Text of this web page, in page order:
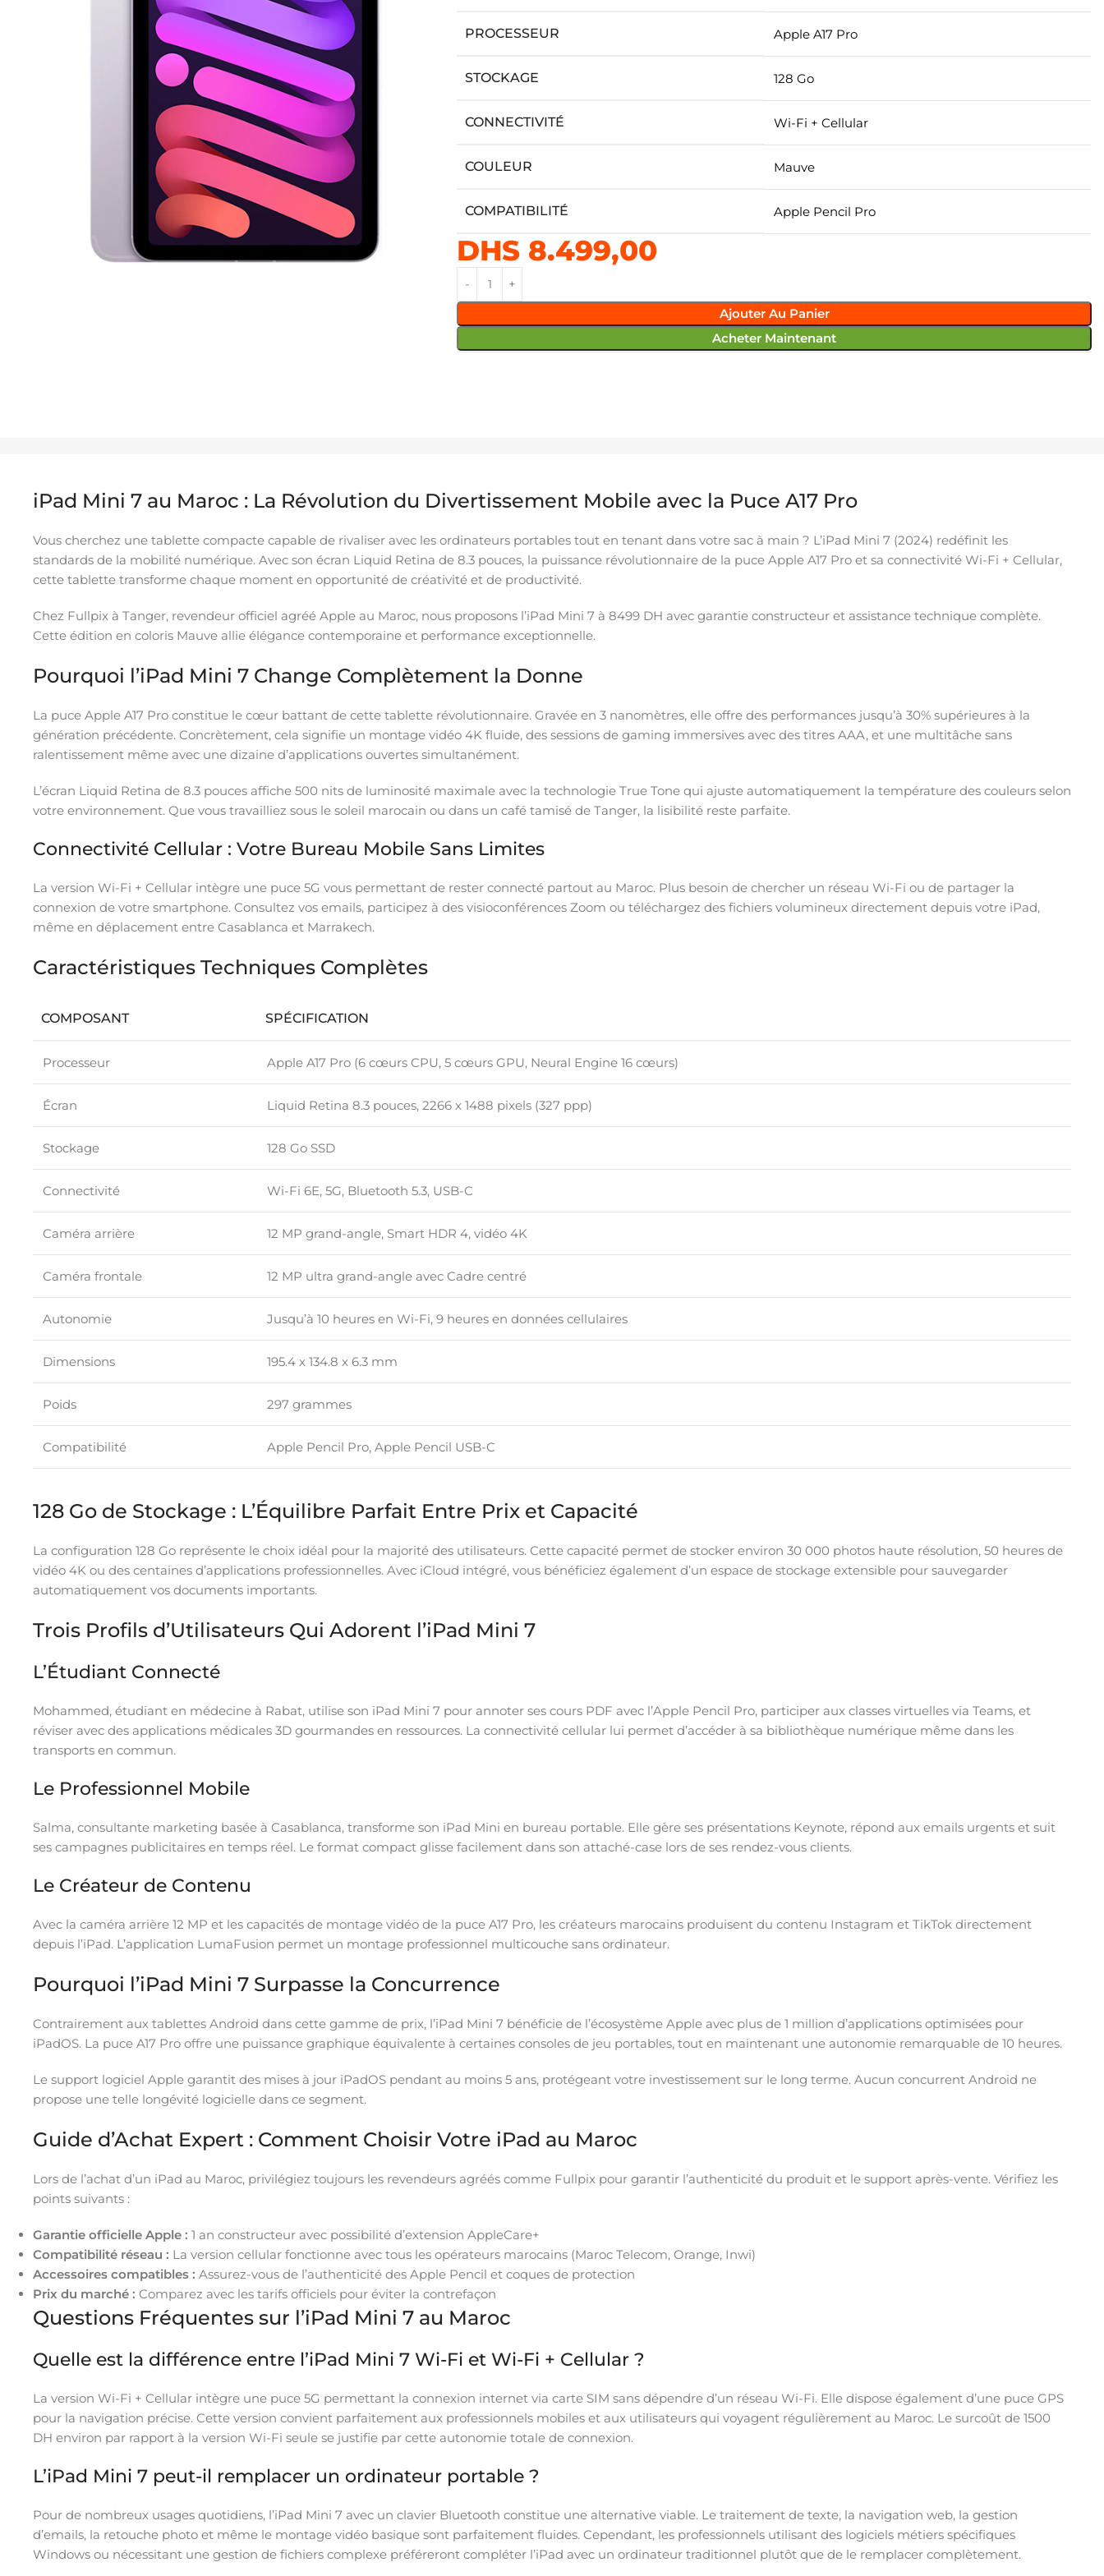
PROCESSEUR Apple A17 Pro
STOCKAGE 128 Go
CONNECTIVITÉ Wi-Fi + Cellular
COULEUR Mauve
COMPATIBILITÉ Apple Pencil Pro
DHS 8.499,00
Ajouter Au Panier
Acheter Maintenant
iPad Mini 7 au Maroc : La Révolution du Divertissement Mobile avec la Puce A17 Pro
Vous cherchez une tablette compacte capable de rivaliser avec les ordinateurs portables tout en tenant dans votre sac à main ? L’iPad Mini 7 (2024) redéfinit les
standards de la mobilité numérique. Avec son écran Liquid Retina de 8.3 pouces, la puissance révolutionnaire de la puce Apple A17 Pro et sa connectivité Wi-Fi + Cellular,
cette tablette transforme chaque moment en opportunité de créativité et de productivité.
Chez Fullpix à Tanger, revendeur officiel agréé Apple au Maroc, nous proposons l’iPad Mini 7 à 8499 DH avec garantie constructeur et assistance technique complète.
Cette édition en coloris Mauve allie élégance contemporaine et performance exceptionnelle.
Pourquoi l’iPad Mini 7 Change Complètement la Donne
La puce Apple A17 Pro constitue le cœur battant de cette tablette révolutionnaire. Gravée en 3 nanomètres, elle offre des performances jusqu’à 30% supérieures à la
génération précédente. Concrètement, cela signifie un montage vidéo 4K fluide, des sessions de gaming immersives avec des titres AAA, et une multitâche sans
ralentissement même avec une dizaine d’applications ouvertes simultanément.
L’écran Liquid Retina de 8.3 pouces affiche 500 nits de luminosité maximale avec la technologie True Tone qui ajuste automatiquement la température des couleurs selon
votre environnement. Que vous travailliez sous le soleil marocain ou dans un café tamisé de Tanger, la lisibilité reste parfaite.
Connectivité Cellular : Votre Bureau Mobile Sans Limites
La version Wi-Fi + Cellular intègre une puce 5G vous permettant de rester connecté partout au Maroc. Plus besoin de chercher un réseau Wi-Fi ou de partager la
connexion de votre smartphone. Consultez vos emails, participez à des visioconférences Zoom ou téléchargez des fichiers volumineux directement depuis votre iPad,
même en déplacement entre Casablanca et Marrakech.
Caractéristiques Techniques Complètes
COMPOSANT SPÉCIFICATION
Processeur Apple A17 Pro (6 cœurs CPU, 5 cœurs GPU, Neural Engine 16 cœurs)
Écran Liquid Retina 8.3 pouces, 2266 x 1488 pixels (327 ppp)
Stockage 128 Go SSD
Connectivité Wi-Fi 6E, 5G, Bluetooth 5.3, USB-C
Caméra arrière 12 MP grand-angle, Smart HDR 4, vidéo 4K
Caméra frontale 12 MP ultra grand-angle avec Cadre centré
Autonomie Jusqu’à 10 heures en Wi-Fi, 9 heures en données cellulaires
Dimensions 195.4 x 134.8 x 6.3 mm
Poids 297 grammes
Compatibilité Apple Pencil Pro, Apple Pencil USB-C
128 Go de Stockage : L’Équilibre Parfait Entre Prix et Capacité
La configuration 128 Go représente le choix idéal pour la majorité des utilisateurs. Cette capacité permet de stocker environ 30 000 photos haute résolution, 50 heures de
vidéo 4K ou des centaines d’applications professionnelles. Avec iCloud intégré, vous bénéficiez également d’un espace de stockage extensible pour sauvegarder
automatiquement vos documents importants.
Trois Profils d’Utilisateurs Qui Adorent l’iPad Mini 7
L’Étudiant Connecté
Mohammed, étudiant en médecine à Rabat, utilise son iPad Mini 7 pour annoter ses cours PDF avec l’Apple Pencil Pro, participer aux classes virtuelles via Teams, et
réviser avec des applications médicales 3D gourmandes en ressources. La connectivité cellular lui permet d’accéder à sa bibliothèque numérique même dans les
transports en commun.
Le Professionnel Mobile
Salma, consultante marketing basée à Casablanca, transforme son iPad Mini en bureau portable. Elle gère ses présentations Keynote, répond aux emails urgents et suit
ses campagnes publicitaires en temps réel. Le format compact glisse facilement dans son attaché-case lors de ses rendez-vous clients.
Le Créateur de Contenu
Avec la caméra arrière 12 MP et les capacités de montage vidéo de la puce A17 Pro, les créateurs marocains produisent du contenu Instagram et TikTok directement
depuis l’iPad. L’application LumaFusion permet un montage professionnel multicouche sans ordinateur.
Pourquoi l’iPad Mini 7 Surpasse la Concurrence
Contrairement aux tablettes Android dans cette gamme de prix, l’iPad Mini 7 bénéficie de l’écosystème Apple avec plus de 1 million d’applications optimisées pour
iPadOS. La puce A17 Pro offre une puissance graphique équivalente à certaines consoles de jeu portables, tout en maintenant une autonomie remarquable de 10 heures.
Le support logiciel Apple garantit des mises à jour iPadOS pendant au moins 5 ans, protégeant votre investissement sur le long terme. Aucun concurrent Android ne
propose une telle longévité logicielle dans ce segment.
Guide d’Achat Expert : Comment Choisir Votre iPad au Maroc
Lors de l’achat d’un iPad au Maroc, privilégiez toujours les revendeurs agréés comme Fullpix pour garantir l’authenticité du produit et le support après-vente. Vérifiez les
points suivants :
Garantie officielle Apple : 1 an constructeur avec possibilité d’extension AppleCare+
Compatibilité réseau : La version cellular fonctionne avec tous les opérateurs marocains (Maroc Telecom, Orange, Inwi)
Accessoires compatibles : Assurez-vous de l’authenticité des Apple Pencil et coques de protection
Prix du marché : Comparez avec les tarifs officiels pour éviter la contrefaçon
Questions Fréquentes sur l’iPad Mini 7 au Maroc
Quelle est la différence entre l’iPad Mini 7 Wi-Fi et Wi-Fi + Cellular ?
La version Wi-Fi + Cellular intègre une puce 5G permettant la connexion internet via carte SIM sans dépendre d’un réseau Wi-Fi. Elle dispose également d’une puce GPS
pour la navigation précise. Cette version convient parfaitement aux professionnels mobiles et aux utilisateurs qui voyagent régulièrement au Maroc. Le surcoût de 1500
DH environ par rapport à la version Wi-Fi seule se justifie par cette autonomie totale de connexion.
L’iPad Mini 7 peut-il remplacer un ordinateur portable ?
Pour de nombreux usages quotidiens, l’iPad Mini 7 avec un clavier Bluetooth constitue une alternative viable. Le traitement de texte, la navigation web, la gestion
d’emails, la retouche photo et même le montage vidéo basique sont parfaitement fluides. Cependant, les professionnels utilisant des logiciels métiers spécifiques
Windows ou nécessitant une gestion de fichiers complexe préféreront compléter l’iPad avec un ordinateur traditionnel plutôt que de le remplacer complètement.